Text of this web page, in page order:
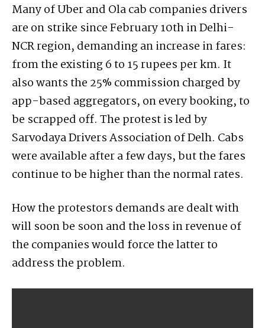
Many of Uber and Ola cab companies drivers
are on strike since February 10th in Delhi-
NCR region, demanding an increase in fares:
from the existing 6 to 15 rupees per km. It
also wants the 25% commission charged by
app-based aggregators, on every booking, to
be scrapped off. The protest is led by
Sarvodaya Drivers Association of Delh. Cabs
were available after a few days, but the fares
continue to be higher than the normal rates.
How the protestors demands are dealt with
will soon be soon and the loss in revenue of
the companies would force the latter to
address the problem.